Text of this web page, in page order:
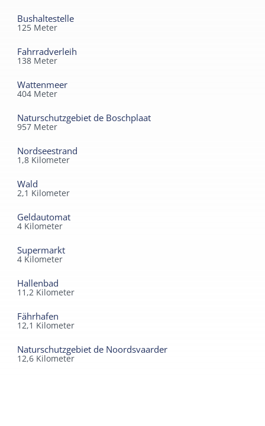
Bushaltestelle
125 Meter
Fahrradverleih
138 Meter
Wattenmeer
404 Meter
Naturschutzgebiet de Boschplaat
957 Meter
Nordseestrand
1,8 Kilometer
Wald
2,1 Kilometer
Geldautomat
4 Kilometer
Supermarkt
4 Kilometer
Hallenbad
11,2 Kilometer
Fährhafen
12,1 Kilometer
Naturschutzgebiet de Noordsvaarder
12,6 Kilometer